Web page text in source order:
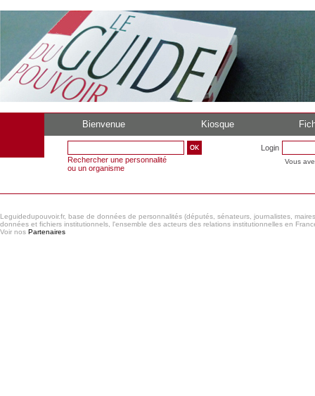
Bienvenue Kiosque
Rechercher une personnalité
ou un organisme
Login
Vous
Leguidedupouvoir.fr, base de données de personnalités (députés, sénateurs, journalistes,
données et fichiers institutionnels, l'ensemble des acteurs des relations institutionnelles en
Voir nos Partenaires